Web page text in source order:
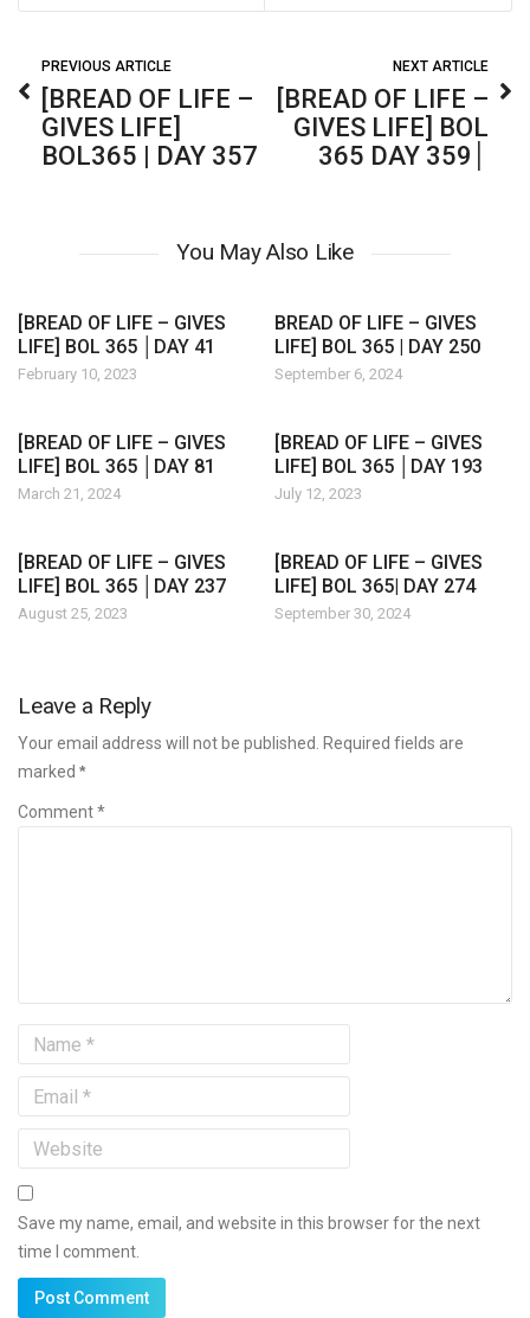
PREVIOUS ARTICLE
[BREAD OF LIFE –
GIVES LIFE]
BOL365 | DAY 357
NEXT ARTICLE
[BREAD OF LIFE –
GIVES LIFE] BOL
365 DAY 359│
You May Also Like
[BREAD OF LIFE – GIVES
LIFE] BOL 365 │DAY 41
February 10, 2023
BREAD OF LIFE – GIVES
LIFE] BOL 365 | DAY 250
September 6, 2024
[BREAD OF LIFE – GIVES
LIFE] BOL 365 │DAY 81
March 21, 2024
[BREAD OF LIFE – GIVES
LIFE] BOL 365 │DAY 193
July 12, 2023
[BREAD OF LIFE – GIVES
LIFE] BOL 365 │DAY 237
August 25, 2023
[BREAD OF LIFE – GIVES
LIFE] BOL 365| DAY 274
September 30, 2024
Leave a Reply
Your email address will not be published. Required fields are
marked *
Comment *
Save my name, email, and website in this browser for the next
time I comment.